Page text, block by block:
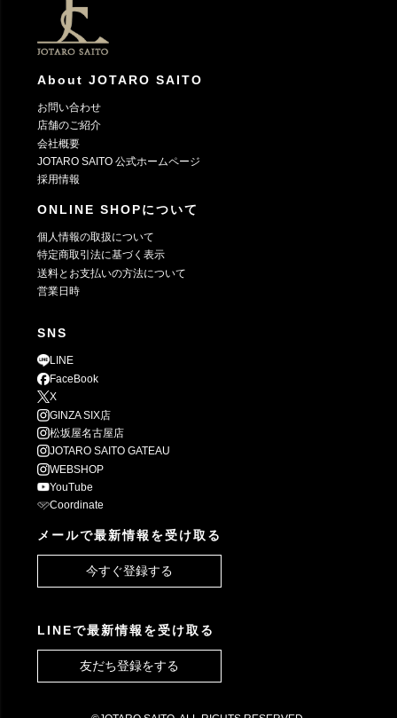
About JOTARO SAITO
お問い合わせ
店舗のご紹介
会社概要
JOTARO SAITO 公式ホームページ
採用情報
ONLINE SHOPについて
個人情報の取扱について
特定商取引法に基づく表示
送料とお支払いの方法について
営業日時
SNS
LINE
FaceBook
X
GINZA SIX店
松坂屋名古屋店
JOTARO SAITO GATEAU
WEBSHOP
YouTube
Coordinate
メールで最新情報を受け取る
今すぐ登録する
LINEで最新情報を受け取る
友だち登録をする